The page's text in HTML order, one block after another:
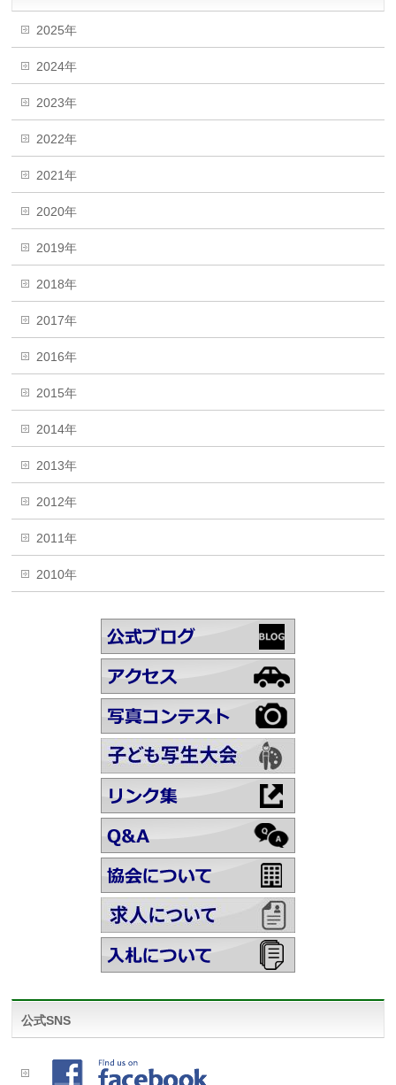
2025年
2024年
2023年
2022年
2021年
2020年
2019年
2018年
2017年
2016年
2015年
2014年
2013年
2012年
2011年
2010年
公式SNS